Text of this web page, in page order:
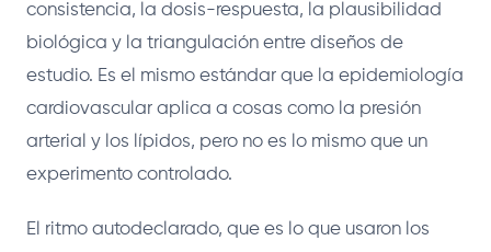
consistencia, la dosis-respuesta, la plausibilidad
biológica y la triangulación entre diseños de
estudio. Es el mismo estándar que la epidemiología
cardiovascular aplica a cosas como la presión
arterial y los lípidos, pero no es lo mismo que un
experimento controlado.
El ritmo autodeclarado, que es lo que usaron los